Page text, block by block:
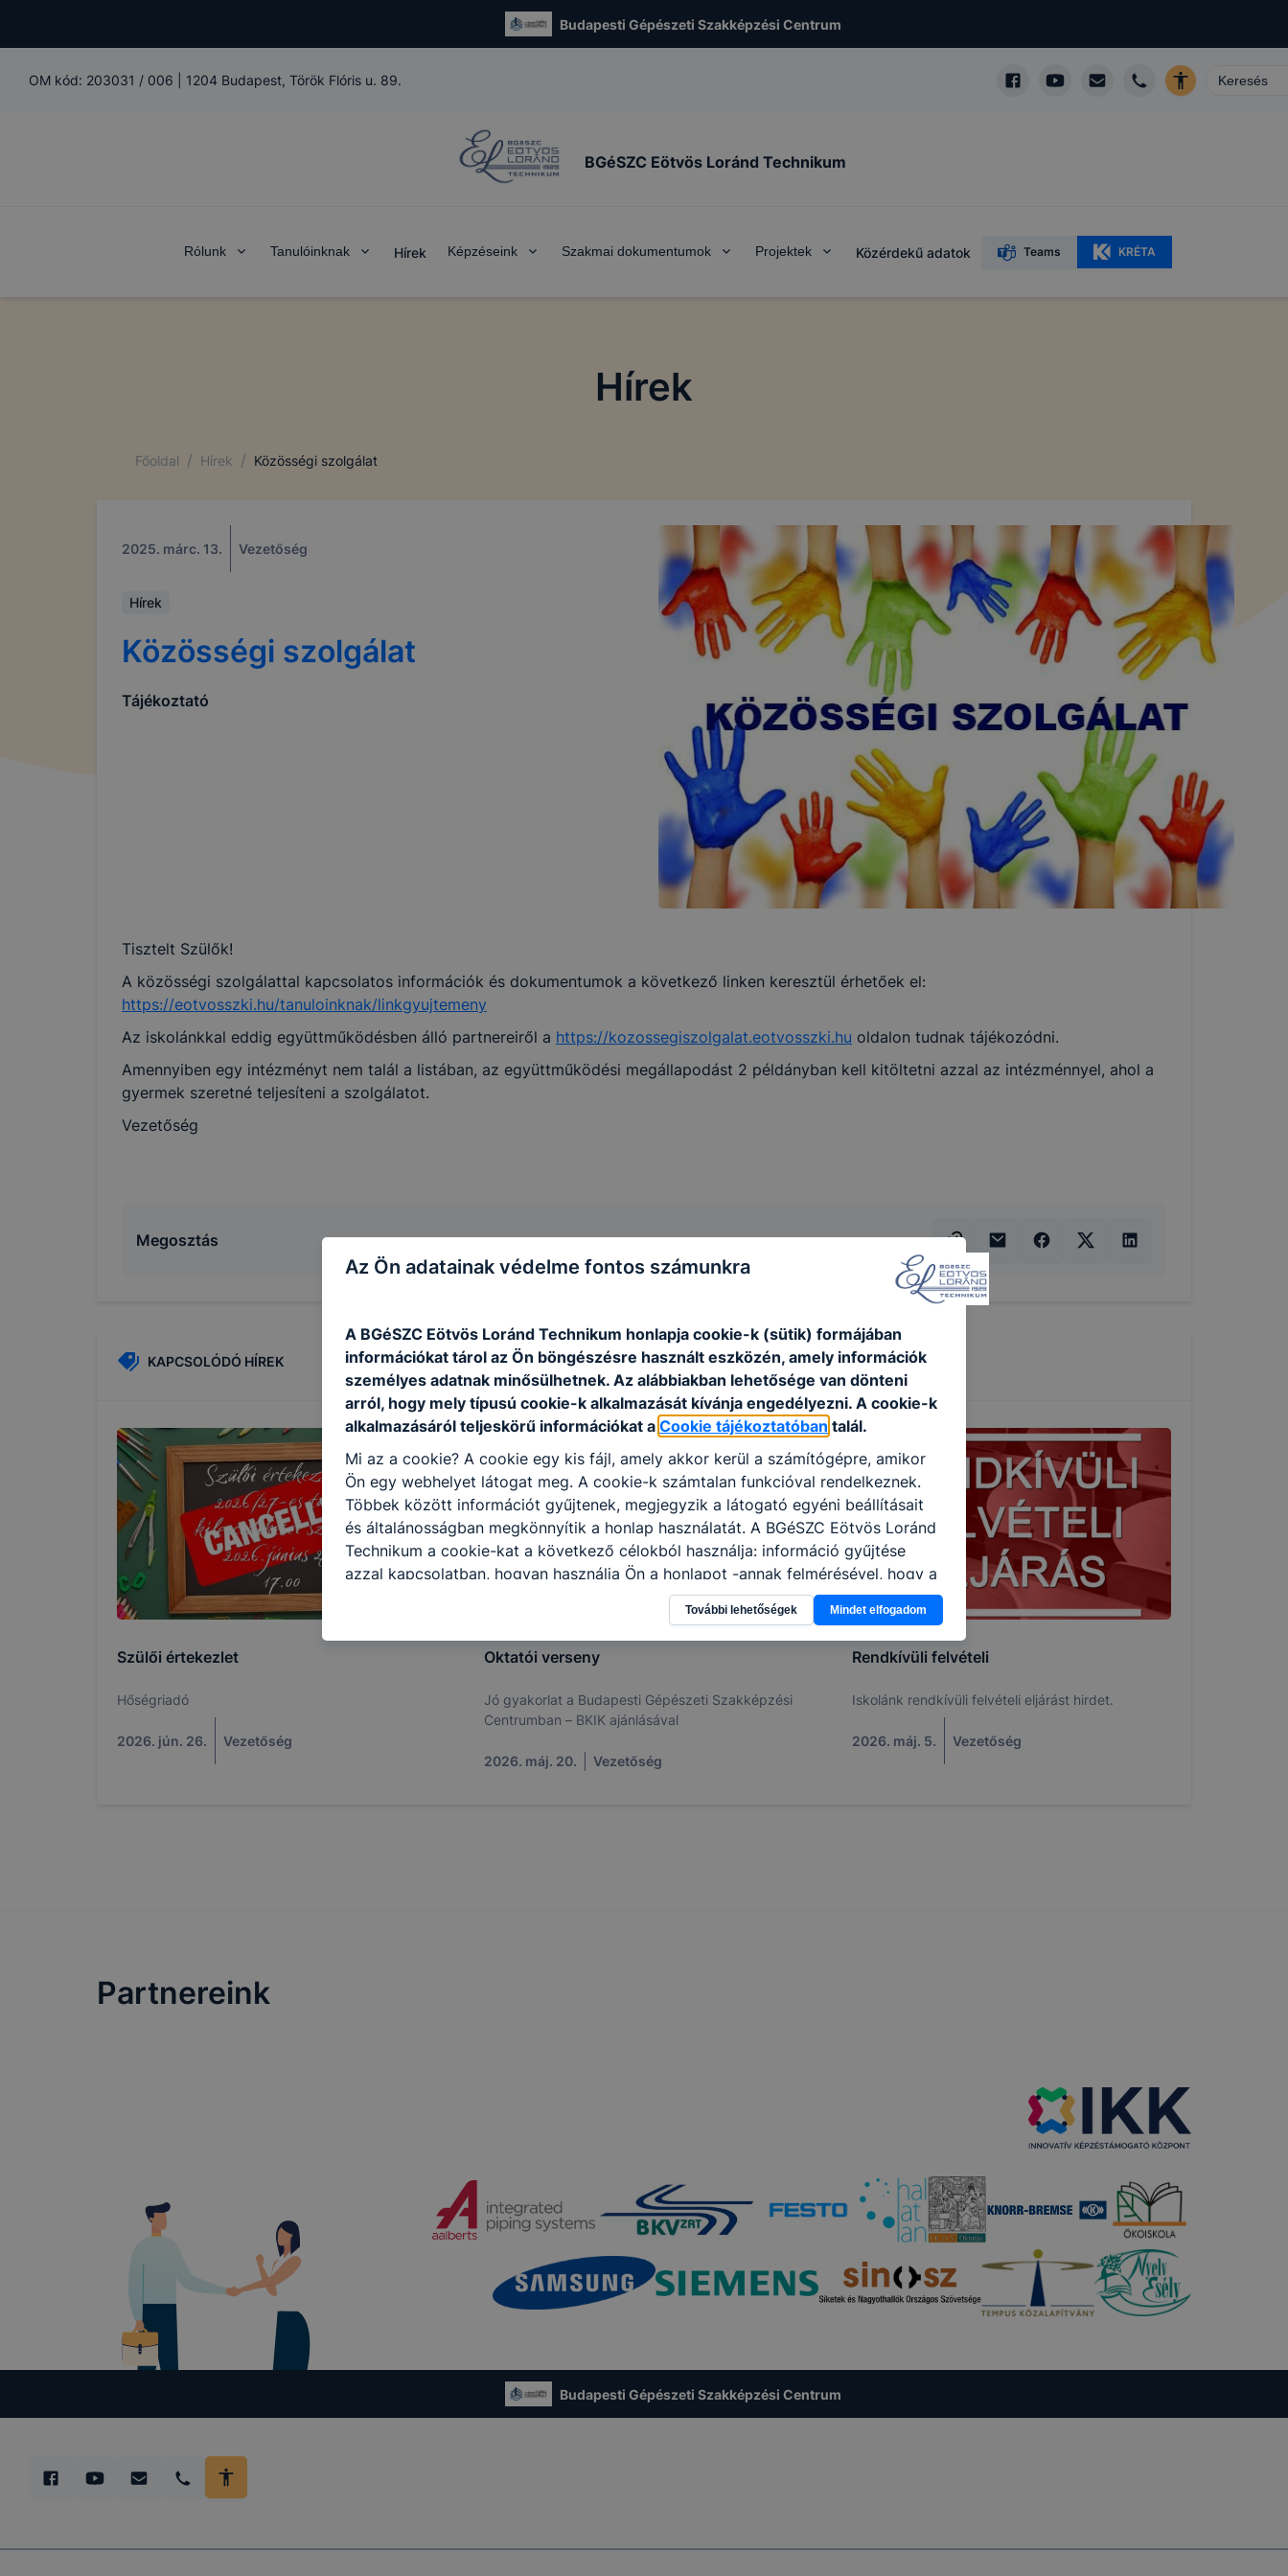
Budapesti Gépészeti Szakképzési Centrum
OM kód: 203031 / 006 1204 Budapest, Török Flóris u. 89.
BGéSZC Eötvös Loránd Technikum
Rólunk Tanulóinknak Hírek Képzéseink Szakmai dokumentumok Projektek Közérdekű adatok Teams KRÉTA
Hírek
Főoldal / Hírek / Közösségi szolgálat
2025. márc. 13. Vezetőség
Hírek
Közösségi szolgálat
Tájékoztató
Tisztelt Szülők!
A közösségi szolgálattal kapcsolatos információk és dokumentumok a következő linken keresztül érhetőek el:
https://eotvosszki.hu/tanuloinknak/linkgyujtemeny
Az iskolánkkal eddig együttműködésben álló partnereiről a https://kozossegiszolgalat.eotvosszki.hu oldalon tudnak tájékozódni.
Amennyiben egy intézményt nem talál a listában, az együttműködési megállapodást 2 példányban kell kitöltetni azzal az intézménnyel, ahol a
gyermek szeretné teljesíteni a szolgálatot.
Vezetőség
Megosztás
KAPCSOLÓDÓ HÍREK
Szülői értekezlet
Hőségriadó
2026. jún. 26. Vezetőség
Oktatói verseny
Jó gyakorlat a Budapesti Gépészeti Szakképzési
Centrumban – BKIK ajánlásával
2026. máj. 20. Vezetőség
Rendkívüli felvételi
Iskolánk rendkívüli felvételi eljárást hirdet.
2026. máj. 5. Vezetőség
Partnereink
Budapesti Gépészeti Szakképzési Centrum
Az Ön adatainak védelme fontos számunkra
A BGéSZC Eötvös Loránd Technikum honlapja cookie-k (sütik) formájában
információkat tárol az Ön böngészésre használt eszközén, amely információk
személyes adatnak minősülhetnek. Az alábbiakban lehetősége van dönteni
arról, hogy mely típusú cookie-k alkalmazását kívánja engedélyezni. A cookie-k
alkalmazásáról teljeskörű információkat a Cookie tájékoztatóban talál.
Mi az a cookie? A cookie egy kis fájl, amely akkor kerül a számítógépre, amikor
Ön egy webhelyet látogat meg. A cookie-k számtalan funkcióval rendelkeznek.
Többek között információt gyűjtenek, megjegyzik a látogató egyéni beállításait
és általánosságban megkönnyítik a honlap használatát. A BGéSZC Eötvös Loránd
Technikum a cookie-kat a következő célokból használja: információ gyűjtése
azzal kapcsolatban, hogyan használja Ön a honlapot -annak felmérésével, hogy a
honlap melyik részeit látogatja, vagy használja leginkább, így megtudhatjuk,
hogyan biztosítsunk Önnek még jobb felhasználói élményt, ha ismét meglátogatja
oldalunkat, honlap fejlesztése. Hogyan ellenőrizheti és hogyan tudja kikapcsolni a
cookie-kat? Minden modern böngésző engedélyezi a cookie-k beállításának a
a cookie-kat, de ezek általában megváltoztathatók. Felhívjuk figyelmét, hogy
mivel a cookie-k célja honlapunk használhatóságának és folyamatainak
megkönnyítése vagy lehetővé tétele, a cookie-k alkalmazásának
További lehetőségek Mindet elfogadom